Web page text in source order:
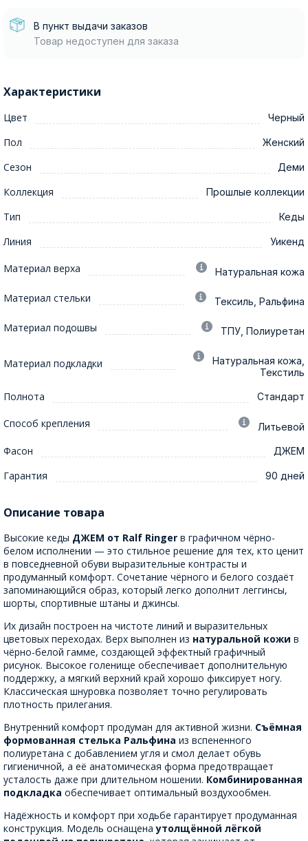
В пункт выдачи заказов
Товар недоступен для заказа
Характеристики
Цвет Черный
Пол Женский
Сезон Деми
Коллекция Прошлые коллекции
Тип Кеды
Линия Уикенд
Материал верха Натуральная кожа
Материал стельки Тексиль, Ральфина
Материал подошвы ТПУ, Полиуретан
Материал подкладки
Натуральная кожа,
Текстиль
Полнота Стандарт
Способ крепления Литьевой
Фасон ДЖЕМ
Гарантия 90 дней
Описание товара
Высокие кеды ДЖЕМ от Ralf Ringer в графичном чёрно-
белом исполнении — это стильное решение для тех, кто ценит
в повседневной обуви выразительные контрасты и
продуманный комфорт. Сочетание чёрного и белого создаёт
запоминающийся образ, который легко дополнит леггинсы,
шорты, спортивные штаны и джинсы.
Их дизайн построен на чистоте линий и выразительных
цветовых переходах. Верх выполнен из натуральной кожи в
чёрно-белой гамме, создающей эффектный графичный
рисунок. Высокое голенище обеспечивает дополнительную
поддержку, а мягкий верхний край хорошо фиксирует ногу.
Классическая шнуровка позволяет точно регулировать
плотность прилегания.
Внутренний комфорт продуман для активной жизни. Съёмная
формованная стелька Ральфина из вспененного
полиуретана с добавлением угля и смол делает обувь
гигиеничной, а её анатомическая форма предотвращает
усталость даже при длительном ношении. Комбинированная
подкладка обеспечивает оптимальный воздухообмен.
Надёжность и комфорт при ходьбе гарантирует продуманная
конструкция. Модель оснащенаутолщённой лёгкой